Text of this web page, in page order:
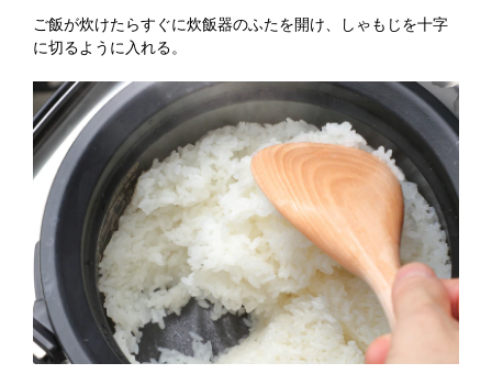
ご飯が炊けたらすぐに炊飯器のふたを開け、しゃもじを十字
に切るように入れる。